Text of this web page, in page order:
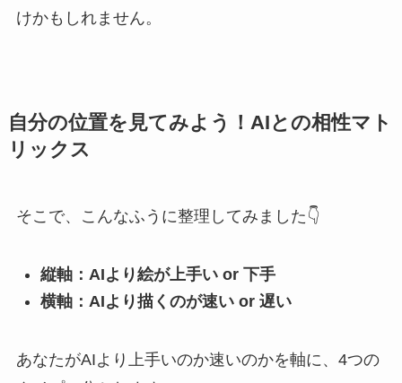
けかもしれません。
自分の位置を見てみよう！AIとの相性マト
リックス
そこで、こんなふうに整理してみました👇
縦軸：AIより絵が上手い or 下手
横軸：AIより描くのが速い or 遅い
あなたがAIより上手いのか速いのかを軸に、4つの